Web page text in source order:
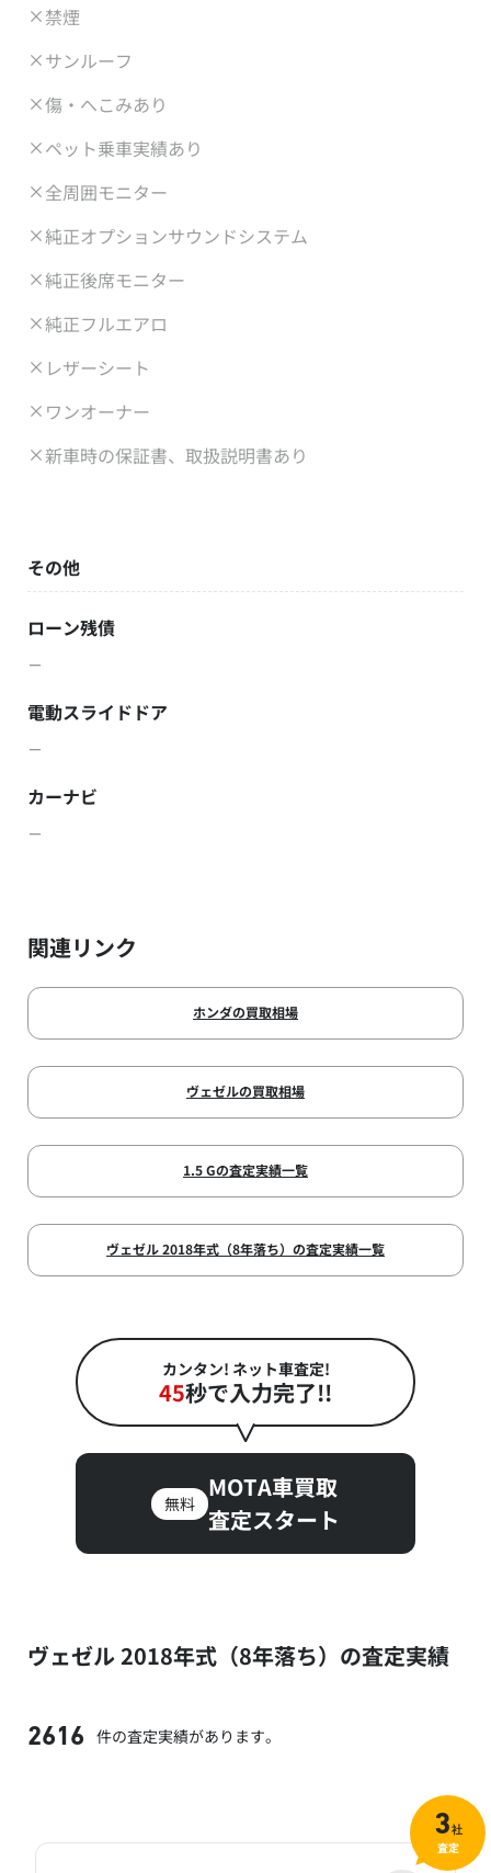
禁煙
サンルーフ
傷・へこみあり
ペット乗車実績あり
全周囲モニター
純正オプションサウンドシステム
純正後席モニター
純正フルエアロ
レザーシート
ワンオーナー
新車時の保証書、取扱説明書あり
その他
ローン残債
－
電動スライドドア
－
カーナビ
－
関連リンク
ホンダの買取相場
ヴェゼルの買取相場
1.5 Gの査定実績一覧
ヴェゼル 2018年式（8年落ち）の査定実績一覧
カンタン! ネット車査定!
45秒で入力完了!!
無料
MOTA車買取
査定スタート
ヴェゼル 2018年式（8年落ち）の査定実績
2616 件の査定実績があります。
3社
査定